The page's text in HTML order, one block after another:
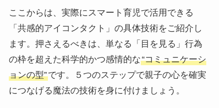
ここからは、実際にスマート育児で活用できる
「共感的アイコンタクト」の具体技術をご紹介し
ます。押さえるべきは、単なる「目を見る」行為
の枠を超えた科学的かつ感情的な“コミュニケーシ
ョンの型”です。５つのステップで親子の心を確実
につなげる魔法の技術を身に付けましょう。